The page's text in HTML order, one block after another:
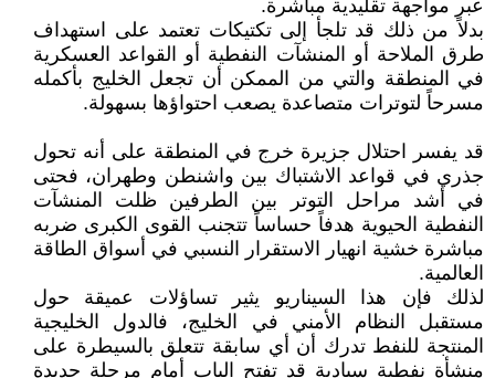
عبر مواجهة تقليدية مباشرة.
بدلاً من ذلك قد تلجأ إلى تكتيكات تعتمد على استهداف
طرق الملاحة أو المنشآت النفطية أو القواعد العسكرية
في المنطقة والتي من الممكن أن تجعل الخليج بأكمله
مسرحاً لتوترات متصاعدة يصعب احتواؤها بسهولة.
قد يفسر احتلال جزيرة خرج في المنطقة على أنه تحول
جذري في قواعد الاشتباك بين واشنطن وطهران، فحتى
في أشد مراحل التوتر بين الطرفين ظلت المنشآت
النفطية الحيوية هدفاً حساساً تتجنب القوى الكبرى ضربه
مباشرة خشية انهيار الاستقرار النسبي في أسواق الطاقة
العالمية.
لذلك فإن هذا السيناريو يثير تساؤلات عميقة حول
مستقبل النظام الأمني في الخليج، فالدول الخليجية
المنتجة للنفط تدرك أن أي سابقة تتعلق بالسيطرة على
منشأة نفطية سيادية قد تفتح الباب أمام مرحلة جديدة